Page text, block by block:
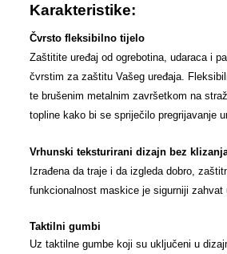
Karakteristike:
Čvrsto fleksibilno tijelo
Zaštitite uređaj od ogrebotina, udaraca i
čvrstim za zaštitu Vašeg uređaja.
te brušenim metalnim završetkom na
topline kako bi se spriječilo pregrijavanje
Vrhunski teksturirani dizajn bez
Izrađena da traje i da izgleda dobro,
funkcionalnost maskice je sigurniji zahvat
Taktilni gumbi
Uz taktilne gumbe koji su uključeni u
Valentinovo